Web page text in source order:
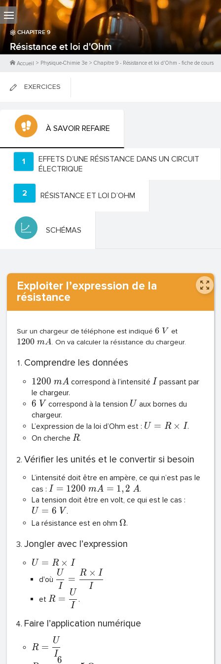
CHAPITRE9
Résistance et loi d'Ohm
Accueil > Physique-Chimie 3e > Chapitre 9 - Résistance et loi d'Ohm - fiche de cours
EXERCICES
FICHES DE COURS
À SAVOIR REFAIRE
1
EFFETS D’UNE RÉSISTANCE DANS UN CIRCUIT
ÉLECTRIQUE
2 RÉSISTANCE ET LOI D’OHM
SCHÉMAS
Exploiter l’expression de la
résistance
Sur un chargeur de téléphone est indiqué 6 V et
1200 mA. On va calculer la résistance du chargeur.
Comprendre les données
1200 mA correspond à l’intensité I passant par
le chargeur.
6 V correspond à la tension U aux bornes du
chargeur.
L’expression de la loi d’Ohm est : U = R × I.
On cherche R.
Vérifier les unités et le convertir si besoin
L’intensité doit être en ampère, ce qui n’est pas le
cas : I = 1200 mA = 1, 2 A.
La tension doit être en volt, ce qui est le cas :
U = 6 V .
La résistance est en ohm Ω.
Jongler avec l’expression
U = R × I
d'où
I
U
=
I
R × I
et R =
I
U
.
Faire l’application numérique
R =
I
U
6